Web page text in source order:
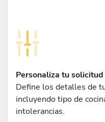
Personaliza tu solicitud
Define los detalles de
incluyendo tipo de
intolerancias.